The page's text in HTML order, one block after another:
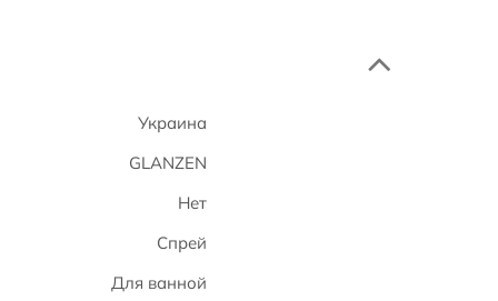
Украина
GLANZEN
Нет
Спрей
Для ванной